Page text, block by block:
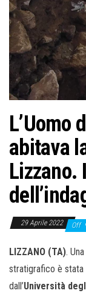
L’Uomo
abitava
29 Aprile 2022 Off
LIZZANO (TA).
stratigrafico è stata
dall’Università